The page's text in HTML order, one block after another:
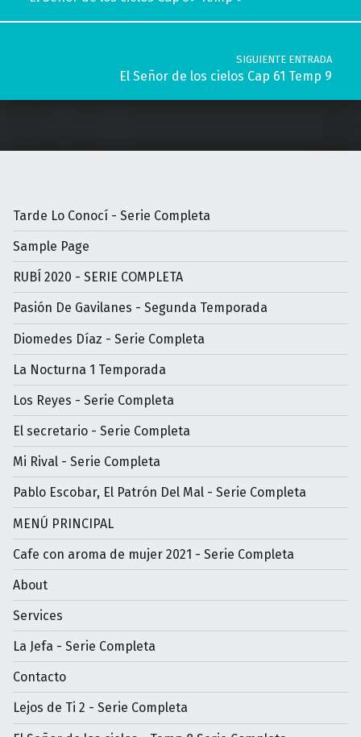
SIGUIENTE ENTRADA
El Señor de los cielos Cap 61 Temp 9
Tarde Lo Conocí - Serie Completa
Sample Page
RUBÍ 2020 - SERIE COMPLETA
Pasión De Gavilanes - Segunda Temporada
Diomedes Díaz - Serie Completa
La Nocturna 1 Temporada
Los Reyes - Serie Completa
El secretario - Serie Completa
Mi Rival - Serie Completa
Pablo Escobar, El Patrón Del Mal - Serie Completa
MENÚ PRINCIPAL
Cafe con aroma de mujer 2021 - Serie Completa
About
Services
La Jefa - Serie Completa
Contacto
Lejos de Ti 2 - Serie Completa